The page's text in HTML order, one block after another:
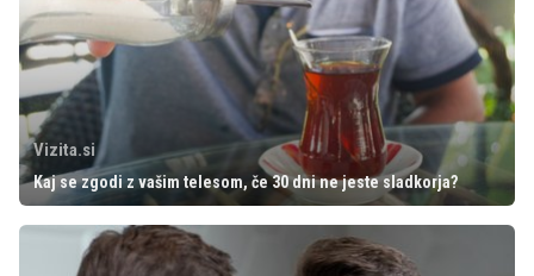
Vizita.si
Kaj se zgodi z vašim telesom, če 30 dni ne jeste sladkorja?